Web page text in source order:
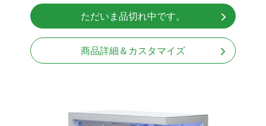
無線LAN Bluetooth対応
Windows11 Home 64bit
ただいま品切れ中です。
商品詳細＆カスタマイズ